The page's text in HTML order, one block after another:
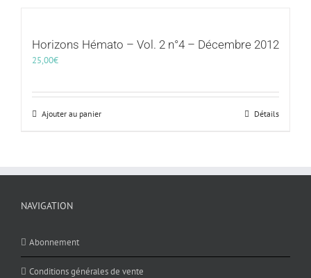
Horizons Hémato – Vol. 2 n°4 – Décembre 2012
25,00€
Ajouter au panier Détails
NAVIGATION
Abonnement
Conditions générales de vente